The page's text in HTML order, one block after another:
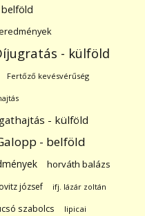
- külföld
Fertőző kevésvérűség
- külföld
- belföld
horváth balázs
józsef ifj. lázár zoltán
szabolcs lipicai